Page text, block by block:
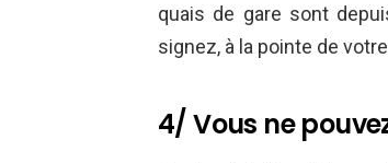
quais de gare sont
signez, à la pointe de
4/ Vous ne